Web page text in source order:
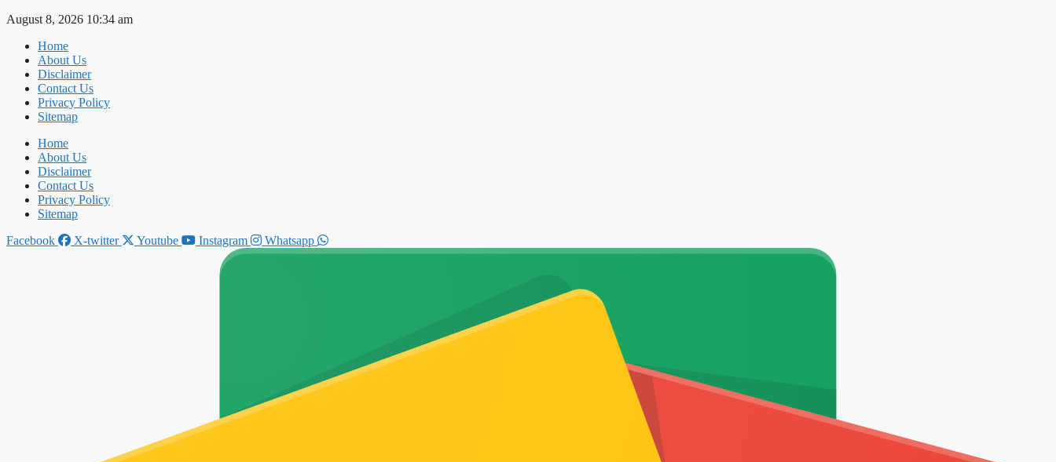
Skip
content
August 8, 2026 10:34 am
Home
About Us
Disclaimer
Contact Us
Privacy Policy
Sitemap
Home
About Us
Disclaimer
Contact Us
Privacy Policy
Sitemap
Facebook
X-twitter Youtube Instagram Whatsapp